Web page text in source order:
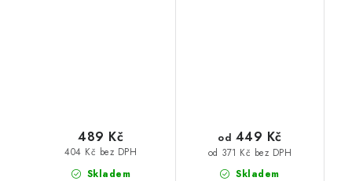
Skladem
404 Kč bez DPH
489 Kč
Skladem
od 371 Kč bez DPH
od 449 Kč